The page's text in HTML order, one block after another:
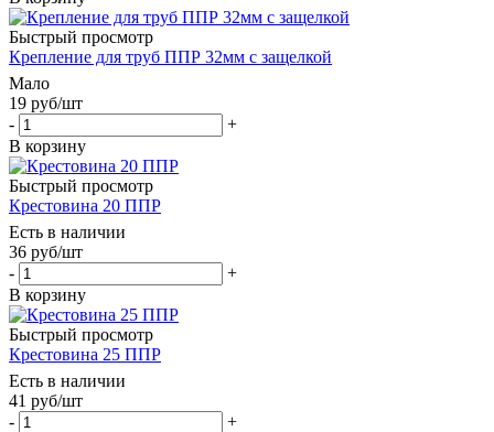
Быстрый просмотр
Крепление для труб ППР 32мм с защелкой
Мало
19 руб/шт
-
+
В корзину
Быстрый просмотр
Крестовина 20 ППР
Есть в наличии
36 руб/шт
-
+
В корзину
Быстрый просмотр
Крестовина 25 ППР
Есть в наличии
41 руб/шт
-
+